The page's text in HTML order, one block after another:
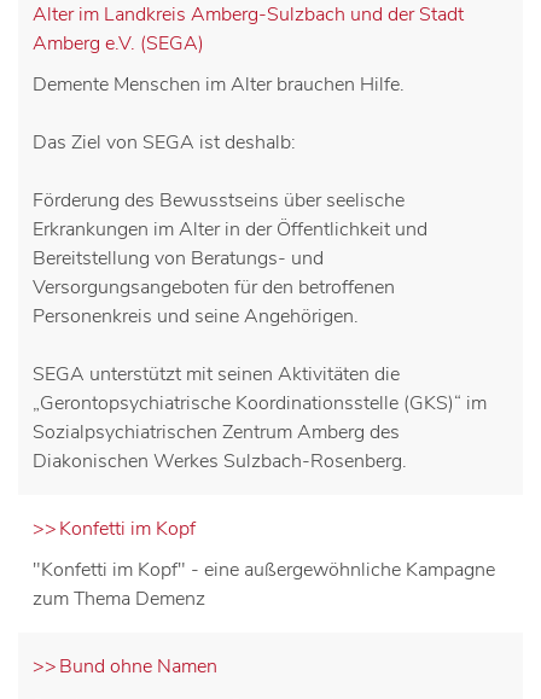
Alter im Landkreis Amberg-Sulzbach und der Stadt
Amberg e.V. (SEGA)
Demente Menschen im Alter brauchen Hilfe.
Das Ziel von SEGA ist deshalb:
Förderung des Bewusstseins über seelische
Erkrankungen im Alter in der Öffentlichkeit und
Bereitstellung von Beratungs- und
Versorgungsangeboten für den betroffenen
Personenkreis und seine Angehörigen.
SEGA unterstützt mit seinen Aktivitäten die
„Gerontopsychiatrische Koordinationsstelle (GKS)“ im
Sozialpsychiatrischen Zentrum Amberg des
Diakonischen Werkes Sulzbach-Rosenberg.
Konfetti im Kopf
"Konfetti im Kopf" - eine außergewöhnliche Kampagne
zum Thema Demenz
Bund ohne Namen